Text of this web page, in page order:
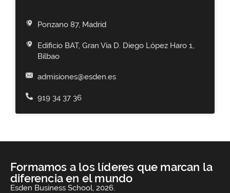
Ponzano 87, Madrid
Edificio BAT, Gran Vía D. Diego López Haro 1,
Bilbao
admisiones@esden.es
919 34 37 36
Formamos a los líderes que marcan la
diferencia en el mundo
Esden Business School, 2026.